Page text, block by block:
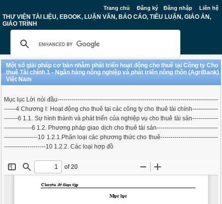
Trang chủ Đăng ký Đăng nhập Liên hệ
THƯ VIỆN TÀI LIỆU, EBOOK, LUẬN VĂN, BÁO CÁO, TIỂU LUẬN, GIÁO ÁN,
GIÁO TRÌNH
Một số giải pháp cơ bản nhằm phát triển hoạt động cho thuê tại Công ty Cho
thuê Tài chính 1 - Ngân hàng nông nghiệp và phát triển nông thôn (AgriBank)
Việt Nam
Mục lục Lời nói đầu---------------------------------------------------------------------------------
------4 Chương I: Hoạt động cho thuê tại các công ty cho thuê tài chính-------------
-------6 1.1. Sự hình thành và phát triển của nghiệp vụ cho thuê tài sản-------------
--------------6 1.2. Phương pháp giao dịch cho thuê tài sản-------------------------------
-----------------10 1.2.1.Phân loại các phương thức cho thuê-----------------------------
---------------------10 1.2.2. Các loại hợp đồ